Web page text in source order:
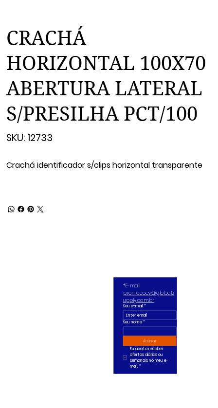
CRACHÁ
HORIZONTAL 100X70
ABERTURA LATERAL
S/PRESILHA PCT/100
SKU:
12733
12733
Crachá identificador s/clips horizontal transparente
promocoes@globals
upply.com.br
Seu e-mail *
Seu nome *
Assinar
Eu aceito receber
ofertas diárias ou
semanais no meu e-
mail. *